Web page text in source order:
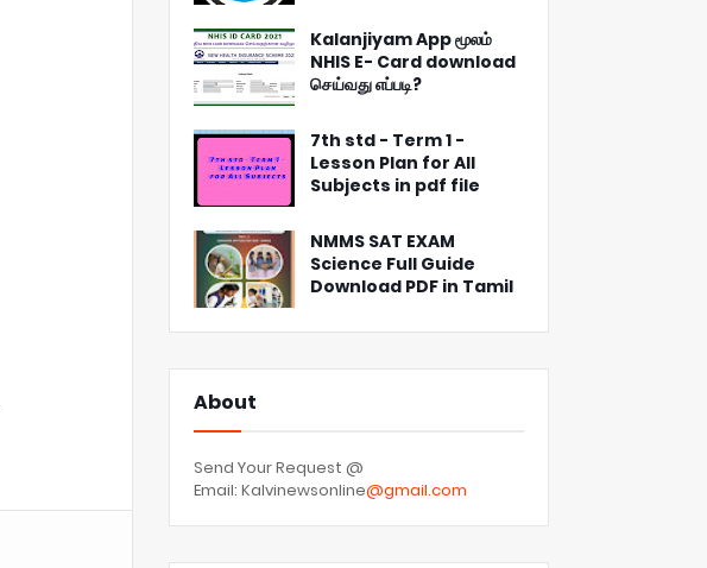
Kalanjiyam App மூலம்
NHIS E- Card download
செய்வது எப்படி?
7th std - Term 1 -
Lesson Plan for All
Subjects in pdf file
NMMS SAT EXAM
Science Full Guide
Download PDF in Tamil
About
Send Your Request @
Email: Kalvinewsonline@gmail.com